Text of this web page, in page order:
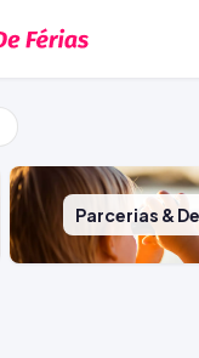
Parcerias &